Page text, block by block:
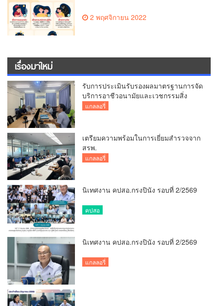
2 พฤศจิกายน 2022
เรื่องมาใหม่
รับการประเมินรับรองผลมาตรฐานการจัด
บริการอาชีวอนามัยและเวชกรรมสิ่ง
แวดล้อม
แกลลอรี่
เตรียมความพร้อมในการเยี่ยมสำรวจจาก
สรพ.
แกลลอรี่
นิเทศงาน คปสอ.กรงปินัง รอบที่ 2/2569
คปสอ
นิเทศงาน คปสอ.กรงปินัง รอบที่ 2/2569
แกลลอรี่